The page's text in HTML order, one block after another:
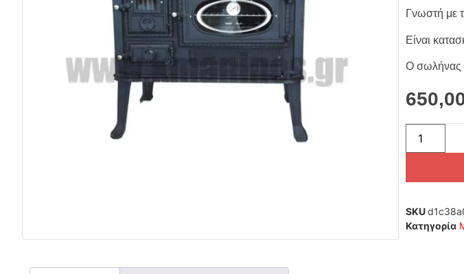
Γνωστή με
Είναι
Ο σωλήνας
SKU
Κατηγορία